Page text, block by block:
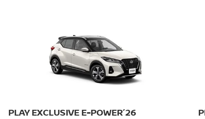
PLAY EXCLUSIVE E-POWER´26